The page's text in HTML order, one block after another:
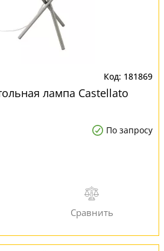
181869
лампа Castellato
По запросу